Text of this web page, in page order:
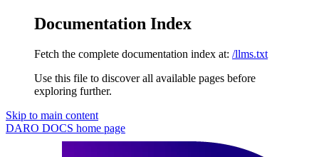
Documentation Index
Fetch the complete documentation index at: /llms.txt
Use this file to discover all available pages before
exploring further.
Skip to main content
DARO DOCS home page